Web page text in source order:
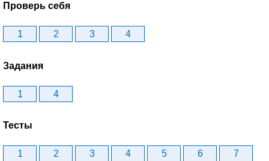
Проверь себя
1 2 3 4
Задания
1 4
Тесты
1 2 3 4 5 6 7